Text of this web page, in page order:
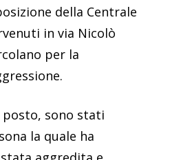
della Centrale
in via Nicolò
per la
sono stati
la quale ha